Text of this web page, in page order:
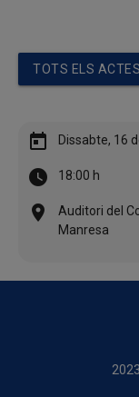
TOTS ELS ACTES
today Dissabte, 16
watch_later 18:00 h
location_on
Auditori del
Manresa